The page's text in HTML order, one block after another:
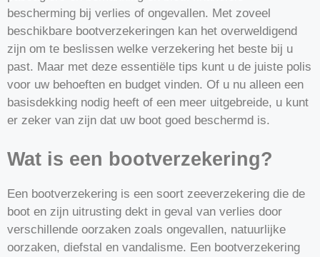
bescherming bij verlies of ongevallen. Met zoveel
beschikbare bootverzekeringen kan het overweldigend
zijn om te beslissen welke verzekering het beste bij u
past. Maar met deze essentiële tips kunt u de juiste polis
voor uw behoeften en budget vinden. Of u nu alleen een
basisdekking nodig heeft of een meer uitgebreide, u kunt
er zeker van zijn dat uw boot goed beschermd is.
Wat is een bootverzekering?
Een bootverzekering is een soort zeeverzekering die de
boot en zijn uitrusting dekt in geval van verlies door
verschillende oorzaken zoals ongevallen, natuurlijke
oorzaken, diefstal en vandalisme. Een bootverzekering